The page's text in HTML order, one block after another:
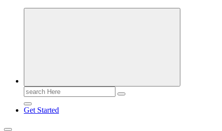
Search
for:
Get Started